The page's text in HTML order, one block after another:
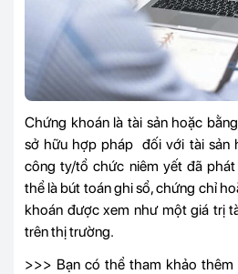
Chứng khoán là tài sản hoặc
sở hữu hợp pháp đối với tài sản
công ty/tổ chức niêm yết đã
thể là bút toán ghi sổ, chứng chỉ
khoán được xem như một giá trị
trên thị trường.
>>> Bạn có thể tham khảo